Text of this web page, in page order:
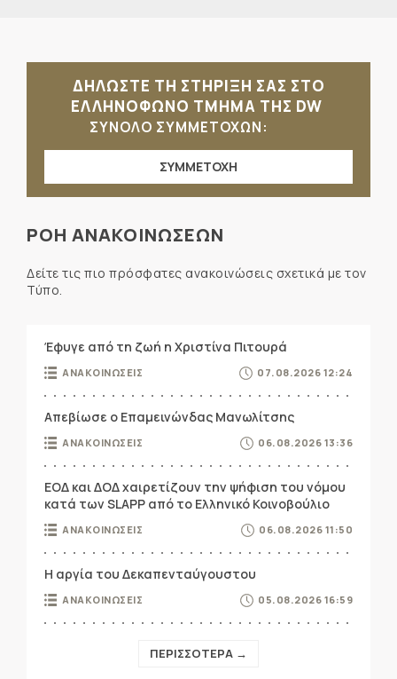
ΔΗΛΩΣΤΕ ΤΗ ΣΤΗΡΙΞΗ ΣΑΣ ΣΤΟ
ΕΛΛΗΝΟΦΩΝΟ ΤΜΗΜΑ ΤΗΣ DW
ΣΥΝΟΛΟ ΣΥΜΜΕΤΟΧΩΝ:
ΣΥΜΜΕΤΟΧΗ
ΡΟΗ ΑΝΑΚΟΙΝΩΣΕΩΝ
Δείτε τις πιο πρόσφατες ανακοινώσεις σχετικά με τον
Τύπο.
Έφυγε από τη ζωή η Χριστίνα Πιτουρά
ΑΝΑΚΟΙΝΩΣΕΙΣ 07.08.2026 12:24
Απεβίωσε ο Επαμεινώνδας Μανωλίτσης
ΑΝΑΚΟΙΝΩΣΕΙΣ 06.08.2026 13:36
ΕΟΔ και ΔΟΔ χαιρετίζουν την ψήφιση του νόμου
κατά των SLAPP από το Ελληνικό Κοινοβούλιο
ΑΝΑΚΟΙΝΩΣΕΙΣ 06.08.2026 11:50
Η αργία του Δεκαπενταύγουστου
ΑΝΑΚΟΙΝΩΣΕΙΣ 05.08.2026 16:59
ΠΕΡΙΣΣΟΤΕΡΑ →